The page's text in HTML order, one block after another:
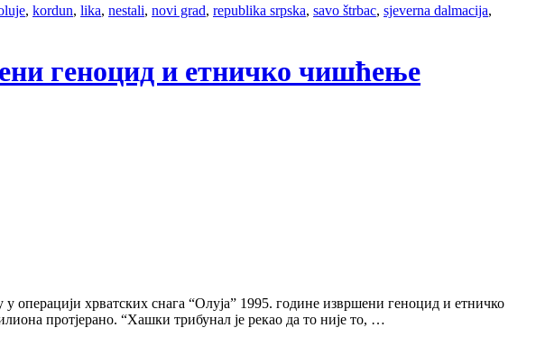
, kordun, lika, nestali, novi grad, republika srpska, savo štrbac, sjeverna dalmacija,
геноцид и етничко чишћење
хрватских снага “Олуја” 1995. године извршени геноцид и етничко
протјерано. “Хашки трибунал је рекао да то није то, …